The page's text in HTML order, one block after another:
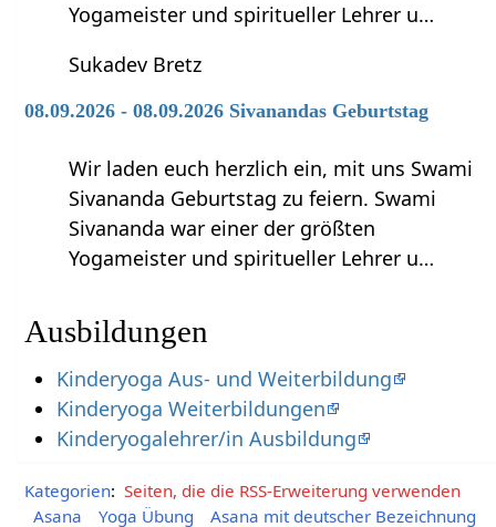
Yogameister und spiritueller Lehrer u…
Sukadev Bretz
08.09.2026 - 08.09.2026 Sivanandas Geburtstag
Wir laden euch herzlich ein, mit uns Swami
Sivananda Geburtstag zu feiern. Swami
Sivananda war einer der größten
Yogameister und spiritueller Lehrer u…
Ausbildungen
Kinderyoga Aus- und Weiterbildung
Kinderyoga Weiterbildungen
Kinderyogalehrer/in Ausbildung
Kategorien: Seiten, die die RSS-Erweiterung verwenden
Asana
Yoga Übung Asana mit deutscher Bezeichnung